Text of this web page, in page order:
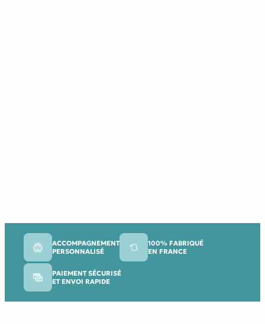
ACCOMPAGNEMENT
PERSONNALISÉ
100% FABRIQUÉ
EN FRANCE
PAIEMENT SÉCURISÉ
ET ENVOI RAPIDE